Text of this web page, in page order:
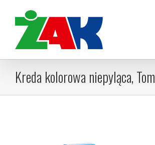
content
Kreda kolorowa niepyląca,